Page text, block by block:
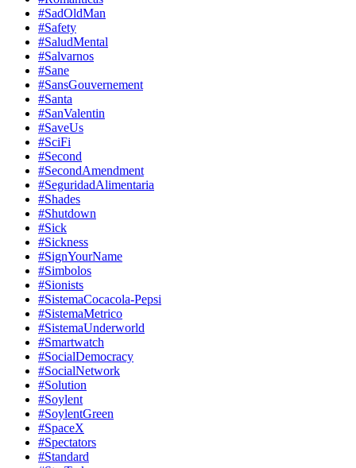
#SadOldMan
#Safety
#SaludMental
#Salvarnos
#Sane
#SansGouvernement
#Santa
#SanValentin
#SaveUs
#SciFi
#Second
#SecondAmendment
#SeguridadAlimentaria
#Shades
#Shutdown
#Sick
#Sickness
#SignYourName
#Simbolos
#Sionists
#SistemaCocacola-Pepsi
#SistemaMetrico
#SistemaUnderworld
#Smartwatch
#SocialDemocracy
#SocialNetwork
#Solution
#Soylent
#SoylentGreen
#SpaceX
#Spectators
#Standard